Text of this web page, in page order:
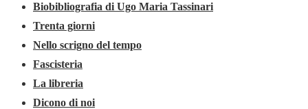
Biobibliografia di Ugo Maria Tassinari
Trenta giorni
Nello scrigno del tempo
Fascisteria
La libreria
Dicono di noi